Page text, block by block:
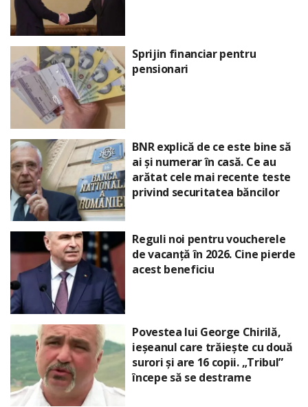
Sprijin financiar pentru
pensionari
BNR explică de ce este bine să
ai și numerar în casă. Ce au
arătat cele mai recente teste
privind securitatea băncilor
Reguli noi pentru voucherele
de vacanță în 2026. Cine pierde
acest beneficiu
Povestea lui George Chirilă,
ieșeanul care trăiește cu două
surori și are 16 copii. „Tribul”
începe să se destrame